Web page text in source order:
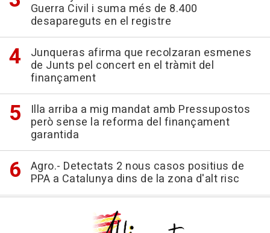
Guerra Civil i suma més de 8.400
desapareguts en el registre
Junqueras afirma que recolzaran esmenes
de Junts pel concert en el tràmit del
finançament
Illa arriba a mig mandat amb Pressupostos
però sense la reforma del finançament
garantida
Agro.- Detectats 2 nous casos positius de
PPA a Catalunya dins de la zona d'alt risc